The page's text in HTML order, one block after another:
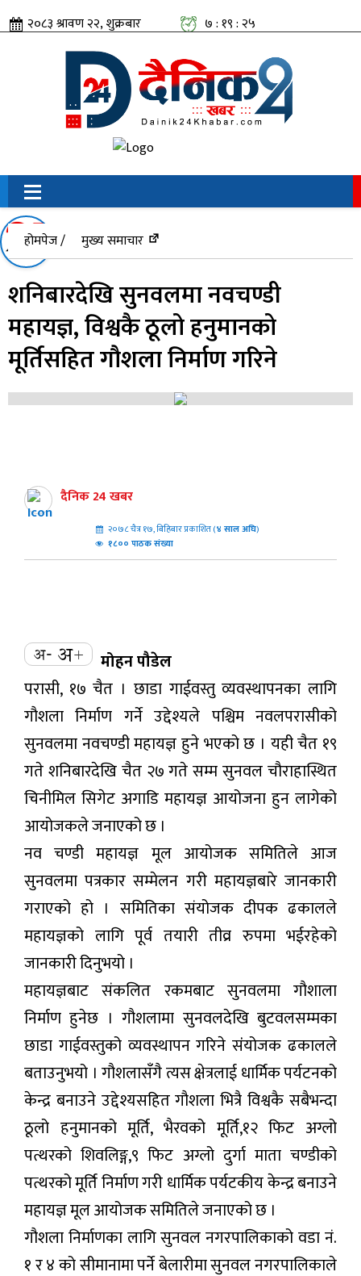
२०८३ श्रावण २२, शुक्रबार
७ : १९ : २६
सामाजिक संजालतिर:
होमपेज / मुख्य समाचार
शनिबारदेखि सुनवलमा नवचण्डी
महायज्ञ, विश्वकै ठूलो हनुमानको
मूर्तिसहित गौशला निर्माण गरिने
दैनिक 24 खबर
२०७८ चैत्र १७, बिहिबार प्रकाशित (४ साल अघि)
१८०० पाठक संख्या
मोहन पौडेल
परासी, १७ चैत । छाडा गाईवस्तु व्यवस्थापनका लागि
गौशला निर्माण गर्ने उद्देश्यले पश्चिम नवलपरासीको
सुनवलमा नवचण्डी महायज्ञ हुने भएको छ । यही चैत १९
गते शनिबारदेखि चैत २७ गते सम्म सुनवल चौराहास्थित
चिनीमिल सिगेट अगाडि महायज्ञ आयोजना हुन लागेको
आयोजकले जनाएको छ ।
नव चण्डी महायज्ञ मूल आयोजक समितिले आज
सुनवलमा पत्रकार सम्मेलन गरी महायज्ञबारे जानकारी
गराएको हो । समितिका संयोजक दीपक ढकालले
महायज्ञको लागि पूर्व तयारी तीव्र रुपमा भईरहेको
जानकारी दिनुभयो ।
महायज्ञबाट संकलित रकमबाट सुनवलमा गौशाला
निर्माण हुनेछ । गौशलामा सुनवलदेखि बुटवलसम्मका
छाडा गाईवस्तुको व्यवस्थापन गरिने संंयोजक ढकालले
बताउनुभयो । गौशलासँगै त्यस क्षेत्रलाई धार्मिक पर्यटनको
केन्द्र बनाउने उद्देश्यसहित गौशला भित्रै विश्वकै सबैभन्दा
ठूलो हनुमानको मूर्ति, भैरवको मूर्ति,१२ फिट अग्लो
पत्थरको शिवलिङ्ग,९ फिट अग्लो दुर्गा माता चण्डीको
पत्थरको मूर्ति निर्माण गरी धार्मिक पर्यटकीय केन्द्र बनाउने
महायज्ञ मूल आयोजक समितिले जनाएको छ ।
गौशला निर्माणका लागि सुनवल नगरपालिकाको वडा नं.
१ र ४ को सीमानामा पर्ने बेलारीमा सुनवल नगरपालिकाले